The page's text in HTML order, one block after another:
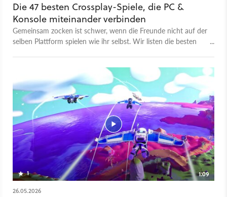
Die 47 besten Crossplay-Spiele, die PC &
Konsole miteinander verbinden
Gemeinsam zocken ist schwer, wenn die Freunde nicht auf der
selben Plattform spielen wie ihr selbst. Wir listen die besten
1
1:09
26.05.2026